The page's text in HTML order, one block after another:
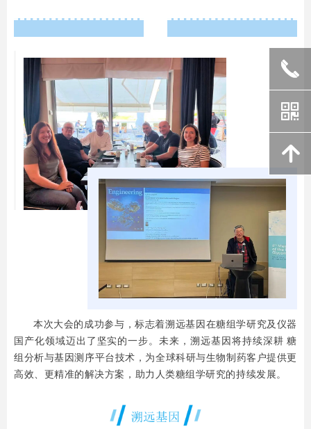
本次大会的成功参与，标志着溯远基因在糖组学研究及仪器
国产化领域迈出了坚实的一步。未来，溯远基因将持续深耕 糖
组分析与基因测序平台技术，为全球科研与生物制药客户提供更
高效、更精准的解决方案，助力人类糖组学研究的持续发展。
끅
낃
녕
끅
낃
녕